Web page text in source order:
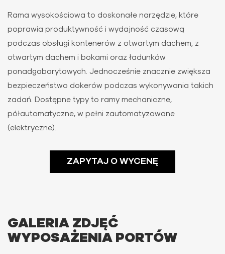
Rama wysokościowa to doskonałe narzędzie, które
poprawia produktywność i wydajność czasową
podczas obsługi kontenerów z otwartym dachem, z
otwartym dachem i bokami oraz ładunków
ponadgabarytowych. Jednocześnie znacznie zwiększa
bezpieczeństwo dokerów podczas wykonywania takich
zadań. Dostępne typy to ramy mechaniczne,
półautomatyczne, w pełni zautomatyzowane
(elektryczne).
ZAPYTAJ O WYCENĘ
GALERIA ZDJĘĆ
WYPOSAŻENIA PORTÓW